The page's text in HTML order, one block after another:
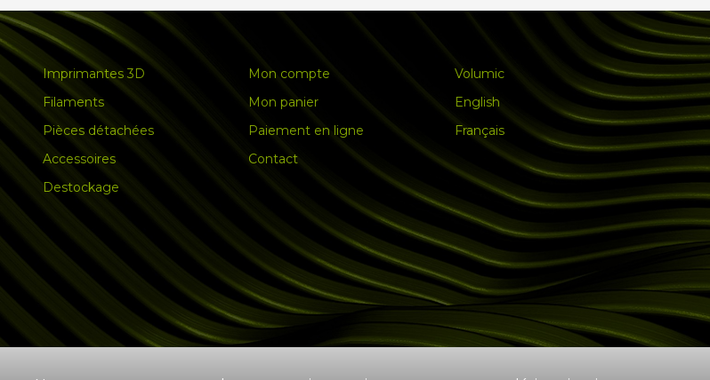
Imprimantes 3D
Filaments
Pièces détachées
Accessoires
Destockage
Mon compte
Mon panier
Paiement en ligne
Contact
Volumic
English
Français